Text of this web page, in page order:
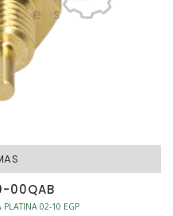
00QAB
PLATINA 02-10 EGP